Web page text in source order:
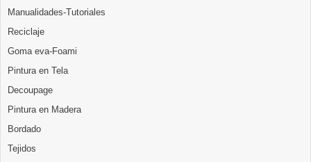
Manualidades-Tutoriales
Reciclaje
Goma eva-Foami
Pintura en Tela
Decoupage
Pintura en Madera
Bordado
Tejidos